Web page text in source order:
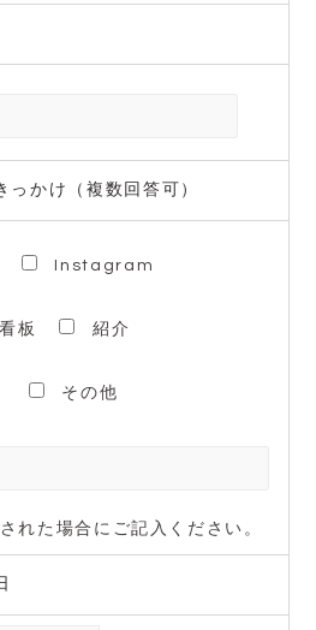
っかけ（複数回答可）
Instagram
看板 紹介
その他
れた場合にご記入ください。